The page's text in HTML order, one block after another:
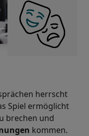
herrscht
Spiel ermöglicht
brechen und
kommen.